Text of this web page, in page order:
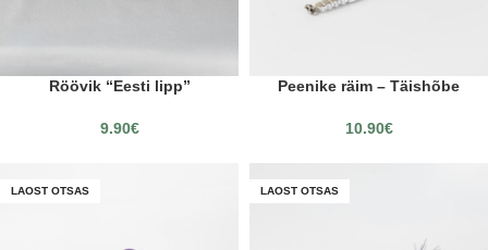
Röövik “Eesti lipp”
9.90€
Peenike räim – Täishõbe
10.90€
LAOST OTSAS LAOST OTSAS